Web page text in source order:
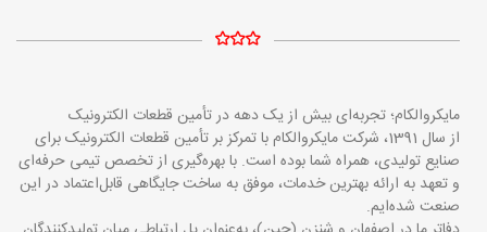
مایکروالکام؛ تجربه‌ای بیش از یک دهه در تأمین قطعات الکترونیک
از سال 1391، شرکت مایکروالکام با تمرکز بر تأمین قطعات الکترونیک برای
صنایع تولیدی، همراه شما بوده است. با بهره‌گیری از تخصص تیمی حرفه‌ای
و تعهد به ارائه بهترین خدمات، موفق به ساخت جایگاهی قابل‌اعتماد در این
صنعت شده‌ایم.